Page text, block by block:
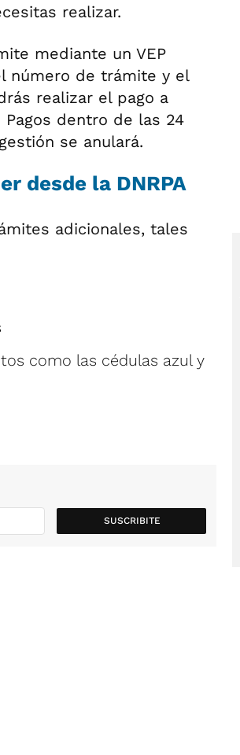
realizar.
mediante un VEP
número de trámite y el
realizar el pago a
dentro de las 24
se anulará.
desde la DNRPA
adicionales, tales
como las cédulas azul y
SUSCRIBITE